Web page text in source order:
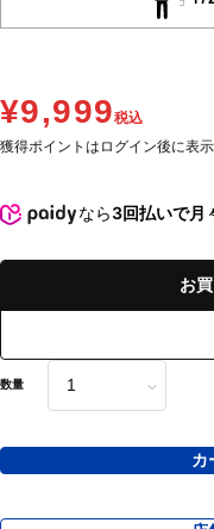
¥9,999税込
獲得ポイントはログイン後に表示
なら3回払いで月
お
数量
カ